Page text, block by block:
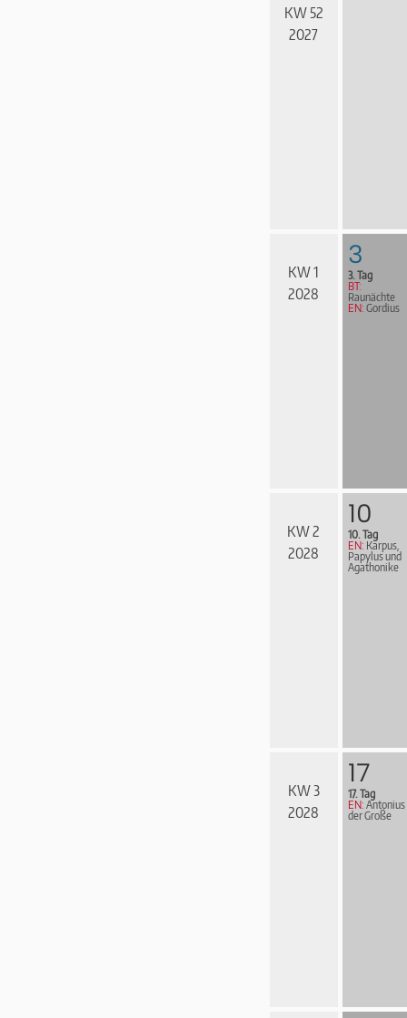
KW 52
2027
KW 1
2028
3
3. Tag
BT:
Raunächte
EN: Gordius
KW 2
2028
10
10. Tag
EN: Karpus,
Papylus und
Agathonike
KW 3
2028
17
17. Tag
EN: Antonius
der Große